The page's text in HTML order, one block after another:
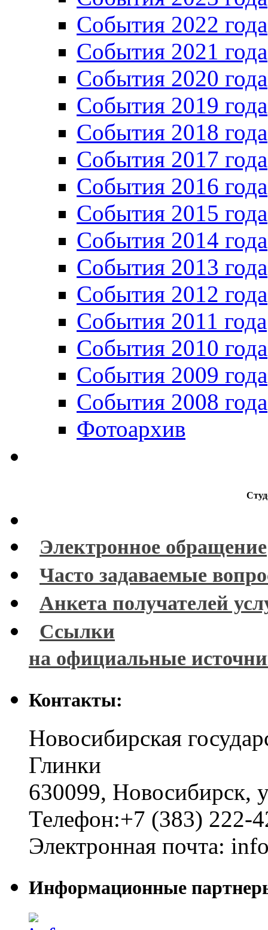
Cобытия 2022 года
Cобытия 2021 года
События 2020 года
События 2019 года
События 2018 года
События 2017 года
События 2016 года
События 2015 года
События 2014 года
События 2013 года
События 2012 года
События 2011 года
События 2010 года
События 2009 года
События 2008 года
Фотоархив
Электронное обращение
Часто задаваемые
Анкета получателей
Ссылки
на официальные
Контакты:
Новосибирская
Глинки
630099, Новосибирск,
Телефон:+7 (383) 222-
Электронная почта:
Информационные